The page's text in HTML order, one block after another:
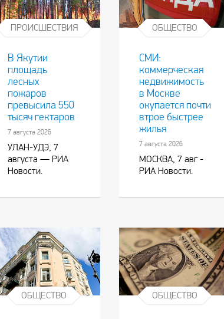
ПРОИСШЕСТВИЯ
В Якутии
площадь
лесных
пожаров
превысила 550
тысяч гектаров
7 августа 2026
УЛАН-УДЭ, 7
августа — РИА
Новости.
ОБЩЕСТВО
СМИ:
коммерческая
недвижимость
в Москве
окупается почти
втрое быстрее
жилья
7 августа 2026
МОСКВА, 7 авг -
РИА Новости.
ОБЩЕСТВО ОБЩЕСТВО